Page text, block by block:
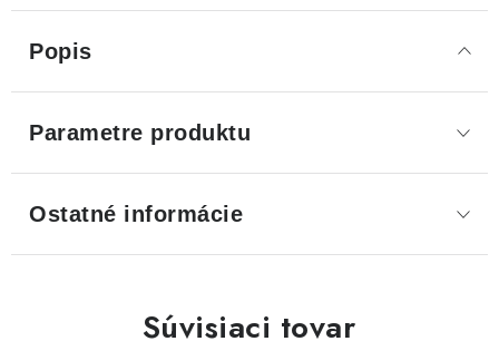
Popis
Parametre produktu
Ostatné informácie
Súvisiaci tovar